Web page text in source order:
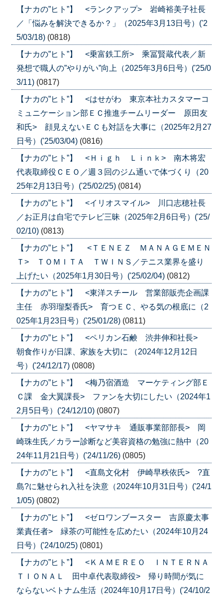
【ナカの”ヒト”】 <ランクアップ> 岩崎裕美子社長
／「悩みを解決できるか？」（2025年3月13日号）('2
5/03/18) (0818)
【ナカの”ヒト”】 <乗富鉄工所> 乘冨賢蔵代表／新
発想で職人の”やりがい”向上（2025年3月6日号）('25/0
3/11) (0817)
【ナカの”ヒト”】 <はせがわ 東京本社カスタマーコ
ミュニケーション部ＥＣ推進チームリーダー 原田友
和氏> 顔見えないＥＣも対話を大事に（2025年2月27
日号）('25/03/04) (0816)
【ナカの”ヒト”】 <Ｈｉｇｈ Ｌｉｎｋ> 南木将宏
代表取締役ＣＥＯ／週３回のジム通いで体づくり（20
25年2月13日号）('25/02/25) (0814)
【ナカの”ヒト”】 <イリオスマイル> 川口志穂社長
／お正月は自宅でテレビ三昧（2025年2月6日号）('25/
02/10) (0813)
【ナカの”ヒト”】 <ＴＥＮＥＺ ＭＡＮＡＧＥＭＥＮ
Ｔ> ＴＯＭＩＴＡ ＴＷＩＮＳ／テニス業界を盛り
上げたい（2025年1月30日号）('25/02/04) (0812)
【ナカの”ヒト”】 <東洋スチール 営業部販売企画課
主任 赤羽瑠梨香氏> 育つＥＣ、やる気の根底に（2
025年1月23日号）('25/01/28) (0811)
【ナカの”ヒト”】 <ペリカン石鹸 渋井伸和社長>
朝食作りが日課、家族を大切に （2024年12月12日
号）('24/12/17) (0808)
【ナカの”ヒト”】 <梅乃宿酒造 マーケティング部Ｅ
Ｃ課 金大翼課長> ファンを大切にしたい（2024年1
2月5日号）('24/12/10) (0807)
【ナカの”ヒト”】 <ヤマサキ 通販事業部部長> 岡
崎珠生氏／カラー診断など美容資格の勉強に熱中（20
24年11月21日号）('24/11/26) (0805)
【ナカの”ヒト”】 <直島文化村 伊崎早秩依氏> ?直
島?に魅せられ入社を決意（2024年10月31日号）('24/1
1/05) (0802)
【ナカの”ヒト”】 <ゼロワンブースター 吉原慶太事
業責任者> 緑茶の可能性を広めたい（2024年10月24
日号）('24/10/25) (0801)
【ナカの”ヒト”】 <ＫＡＭＥＲＥＯ ＩＮＴＥＲＮＡ
ＴＩＯＮＡＬ 田中卓代表取締役> 帰り時間が気に
ならないベトナム生活（2024年10月17日号）('24/10/2